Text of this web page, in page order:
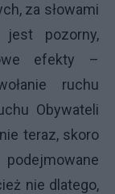
za słowami
pozorny,
efekty –
ruchu
Obywateli
teraz, skoro
nie dlatego,